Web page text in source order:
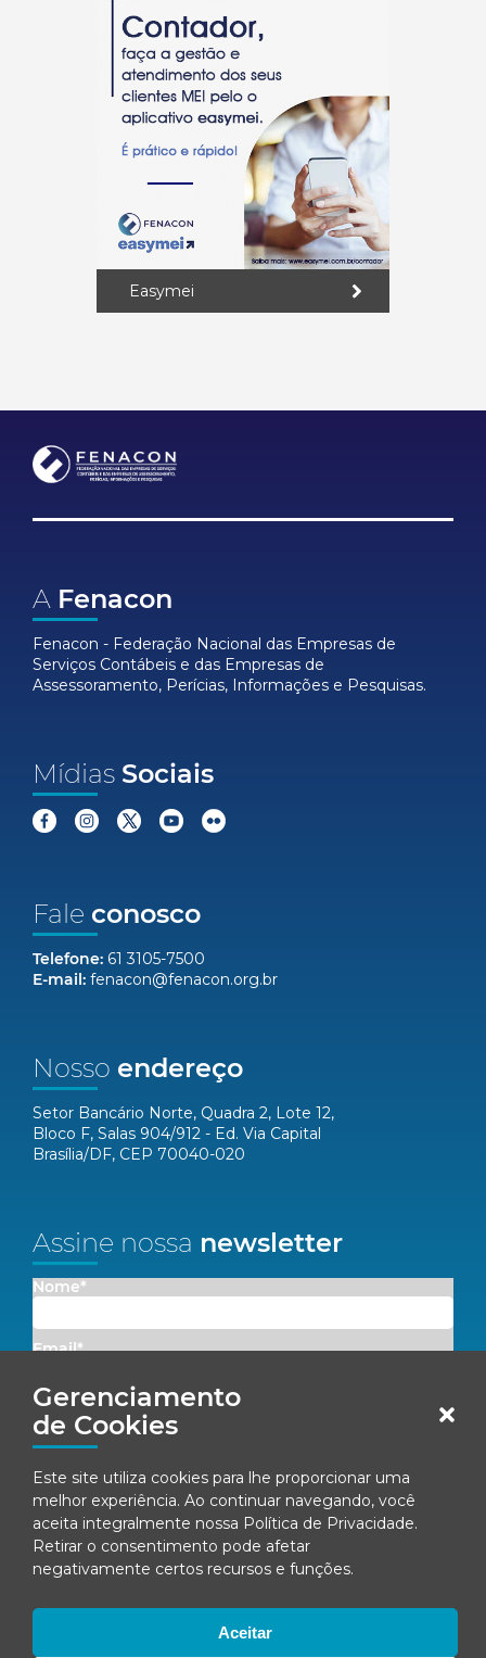
Gerenciamento
de Cookies
Este site utiliza cookies para lhe proporcionar uma
melhor experiência. Ao continuar navegando, você
aceita integralmente nossa Política de Privacidade.
Retirar o consentimento pode afetar
negativamente certos recursos e funções.
Aceitar
Easymei
A Fenacon
Fenacon - Federação Nacional das Empresas de
Serviços Contábeis e das Empresas de
Assessoramento, Perícias, Informações e Pesquisas.
Mídias Sociais
Fale conosco
Telefone: 61 3105-7500
E-mail: fenacon@fenacon.org.br
Nosso endereço
Setor Bancário Norte, Quadra 2, Lote 12,
Bloco F, Salas 904/912 - Ed. Via Capital
Brasília/DF, CEP 70040-020
Assine nossa newsletter
Nome*
Email*
Concordo em receber comunicações da Fenacon.
Ao se inscrever, você concorda com nossaPolítica de Privacidade
© Fenacon 2026